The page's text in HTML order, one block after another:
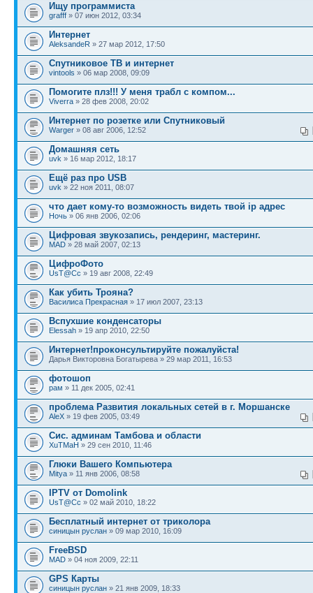
Ищу программиста
grafff » 07 июн 2012, 03:34
Интернет
AleksandeR » 27 мар 2012, 17:50
Спутниковое ТВ и интернет
vintools » 06 мар 2008, 09:09
Помогите плз!!! У меня трабл с компом...
Viverra » 28 фев 2008, 20:02
Интернет по розетке или Спутниковый
Warger » 08 авг 2006, 12:52
Домашняя сеть
uvk » 16 мар 2012, 18:17
Ещё раз про USB
uvk » 22 ноя 2011, 08:07
что дает кому-то возможность видеть твой ip адрес
Ночь » 06 янв 2006, 02:06
Цифровая звукозапись, рендеринг, мастеринг.
MAD » 28 май 2007, 02:13
ЦифроФото
UsT@Cc » 19 авг 2008, 22:49
Как убить Трояна?
Василиса Прекрасная » 17 июл 2007, 23:13
Вспухшие конденсаторы
Elessah » 19 апр 2010, 22:50
Интернет!проконсультируйте пожалуйста!
Дарья Викторовна Богатырева » 29 мар 2011, 16:53
фотошоп
рам » 11 дек 2005, 02:41
проблема Развития локальных сетей в г. Моршанске
AleX » 19 фев 2005, 03:49
Сис. админам Тамбова и области
XuTMaH » 29 сен 2010, 11:46
Глюки Вашего Компьютера
Mitya » 11 янв 2006, 08:58
IPTV от Domolink
UsT@Cc » 02 май 2010, 18:22
Бесплатный интернет от триколора
синицын руслан » 09 мар 2010, 16:09
FreeBSD
MAD » 04 ноя 2009, 22:11
GPS Карты
синицын руслан » 21 янв 2009, 18:33